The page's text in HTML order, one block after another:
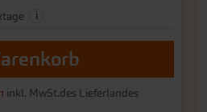
i
inkl. MwSt.des Lieferlandes